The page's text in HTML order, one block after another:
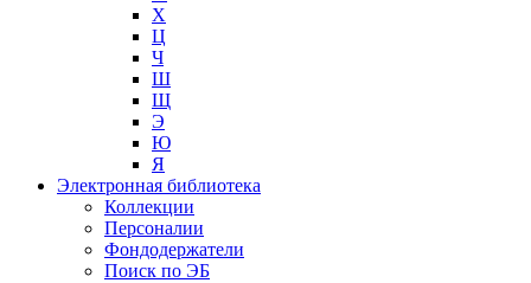
Х
Ц
Ч
Ш
Щ
Э
Ю
Я
Электронная библиотека
Коллекции
Персоналии
Фондодержатели
Поиск по ЭБ